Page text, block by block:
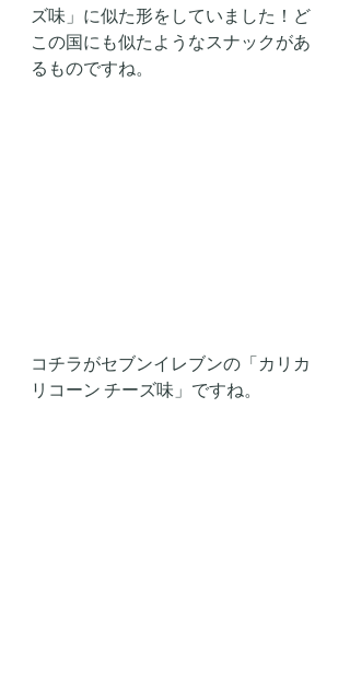
ズ味」に似た形をしていました！ど
この国にも似たようなスナックがあ
るものですね。
コチラがセブンイレブンの「カリカ
リコーン チーズ味」ですね。